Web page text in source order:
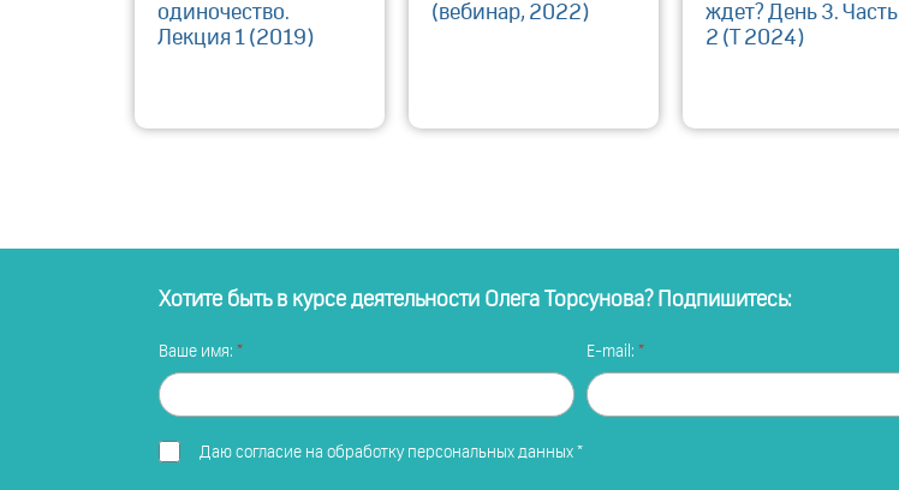
одиночество.
Лекция 1 (2019)
(вебинар, 2022)
ждет? День 3. Часть
2 (Т 2024)
Хотите быть в курсе деятельности Олега Торсунова? Подпишитесь:
Ваше имя: E-mail:
Даю согласие на обработку персональных данных*